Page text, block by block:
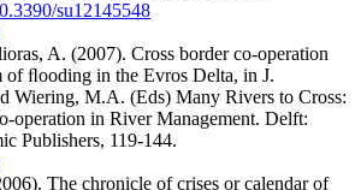
su12145548
A. (2007). Cross border co-operation
of ﬂooding in the Evros Delta, in J.
Wiering, M.A. (Eds) Many Rivers to Cross:
operation in River Management. Delft:
Publishers, 119-144.
The chronicle of crises or calendar of